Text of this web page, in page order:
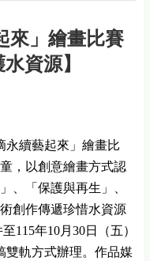
來」繪畫比賽
資源】
永續藝起來」繪畫比
，以創意繪畫方式認
、「保護與再生」、
創作傳遞珍惜水資源
115年10月30日（五）
雙軌方式辦理。作品媒